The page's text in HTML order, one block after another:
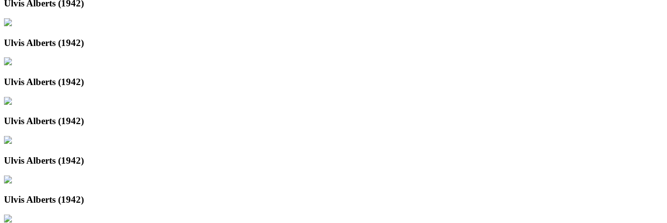
Ulvis Alberts (1942)
Ulvis Alberts (1942)
Ulvis Alberts (1942)
Ulvis Alberts (1942)
Ulvis Alberts (1942)
Ulvis Alberts (1942)